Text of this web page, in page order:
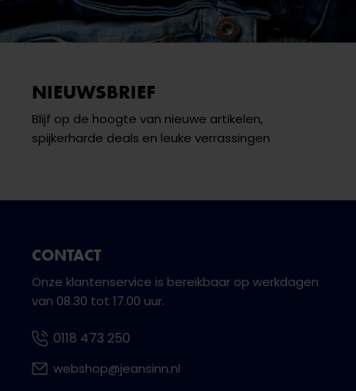
NIEUWSBRIEF
Blijf op de hoogte van nieuwe artikelen,
spijkerharde deals en leuke verrassingen
CONTACT
Onze klantenservice is bereikbaar op werkdagen
van 08.30 tot 17.00 uur.
0118 473 250
webshop@jeansinn.nl